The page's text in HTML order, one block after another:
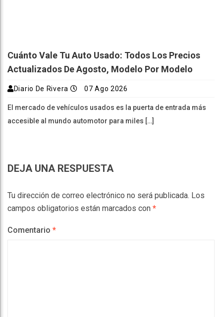
Cuánto Vale Tu Auto Usado: Todos Los Precios
Actualizados De Agosto, Modelo Por Modelo
Diario De Rivera 07 Ago 2026
El mercado de vehículos usados es la puerta de entrada más
accesible al mundo automotor para miles […]
DEJA UNA RESPUESTA
Tu dirección de correo electrónico no será publicada. Los
campos obligatorios están marcados con *
Comentario *